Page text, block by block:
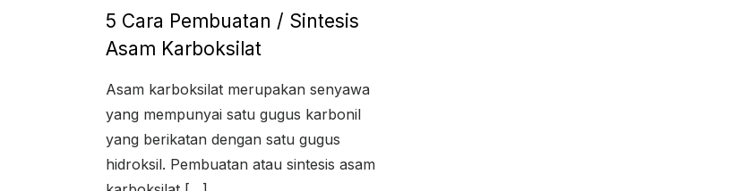
5 Cara Pembuatan / Sintesis
Asam Karboksilat
Asam karboksilat merupakan senyawa
yang mempunyai satu gugus karbonil
yang berikatan dengan satu gugus
hidroksil. Pembuatan atau sintesis asam